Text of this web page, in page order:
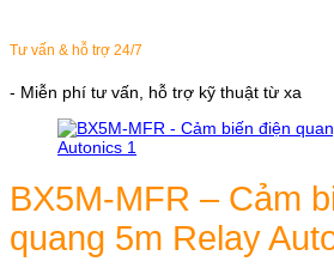
Tư vấn & hỗ trợ 24/7
- Miễn phí tư vấn, hỗ trợ kỹ thuật từ xa
BX5M-MFR – Cảm
quang 5m Relay